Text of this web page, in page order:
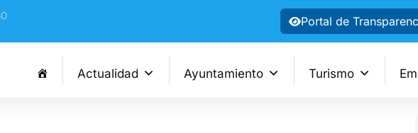
Portal de
Actualidad Ayuntamiento Turismo